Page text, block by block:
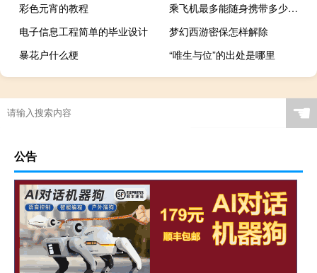
彩色元宵的教程
乘飞机最多能随身携带多少现金
电子信息工程简单的毕业设计
梦幻西游密保怎样解除
暴花户什么梗
“唯生与位”的出处是哪里
☚
公告